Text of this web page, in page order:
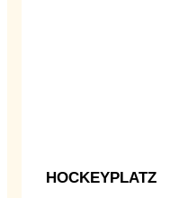
HOCKEYPLATZ